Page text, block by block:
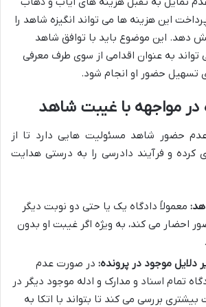
این هزینه ها می تواند انگیزه شاهد را
دهد. این موضوع باید با توافق شاهد
به عنوان اقدامی از سوی طرف معرفی
تسهیل حضور او انجام شود.
در مواجهه با غیبت شاهد
عدم حضور شاهد مسئولیت هایی دارد تا از
کرده و فرآیند دادرسی را به درستی هدایت
معمولاً دادگاه یک یا حتی دو نوبت دیگر
احضار می کند، به ویژه اگر غیبت او بدون
دلایل موجود در پرونده: در صورت عدم
تمام اسناد و مدارک و ادله موجود دیگر در
بیشتری بررسی می کند تا بتواند با اتکا به